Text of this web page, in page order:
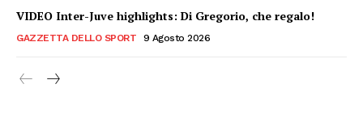
VIDEO Inter-Juve highlights: Di Gregorio, che regalo!
GAZZETTA DELLO SPORT 9 Agosto 2026